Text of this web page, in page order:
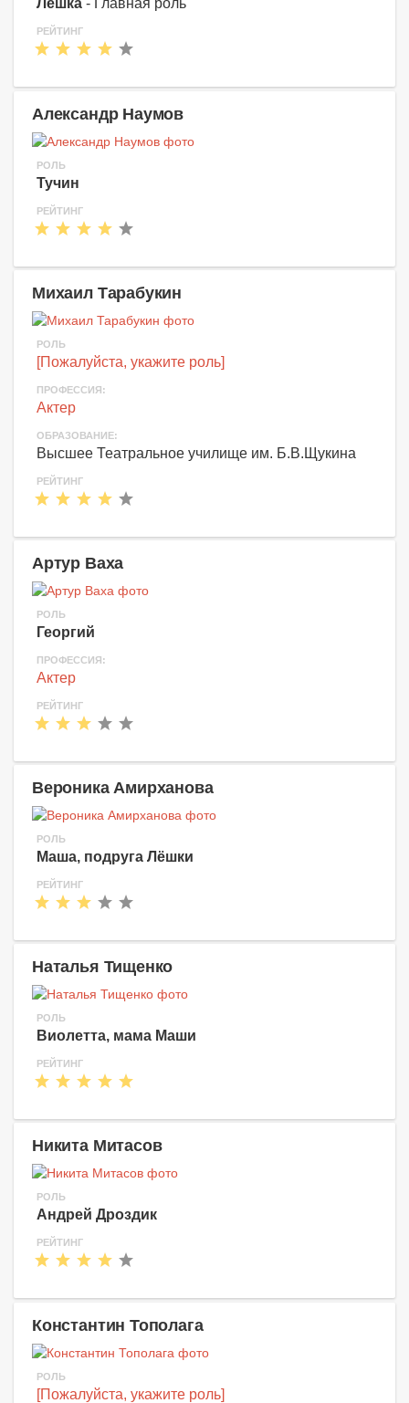
Лёшка - Главная роль
РЕЙТИНГ
Александр Наумов
РОЛЬ
Тучин
РЕЙТИНГ
Михаил Тарабукин
РОЛЬ
[Пожалуйста, укажите роль]
ПРОФЕССИЯ:
Актер
ОБРАЗОВАНИЕ:
Высшее Театральное училище им. Б.В.Щукина
РЕЙТИНГ
Артур Ваха
РОЛЬ
Георгий
ПРОФЕССИЯ:
Актер
РЕЙТИНГ
Вероника Амирханова
РОЛЬ
Маша, подруга Лёшки
РЕЙТИНГ
Наталья Тищенко
РОЛЬ
Виолетта, мама Маши
РЕЙТИНГ
Никита Митасов
РОЛЬ
Андрей Дроздик
РЕЙТИНГ
Константин Тополага
РОЛЬ
[Пожалуйста, укажите роль]